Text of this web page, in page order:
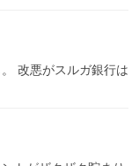
改悪がスルガ銀行は